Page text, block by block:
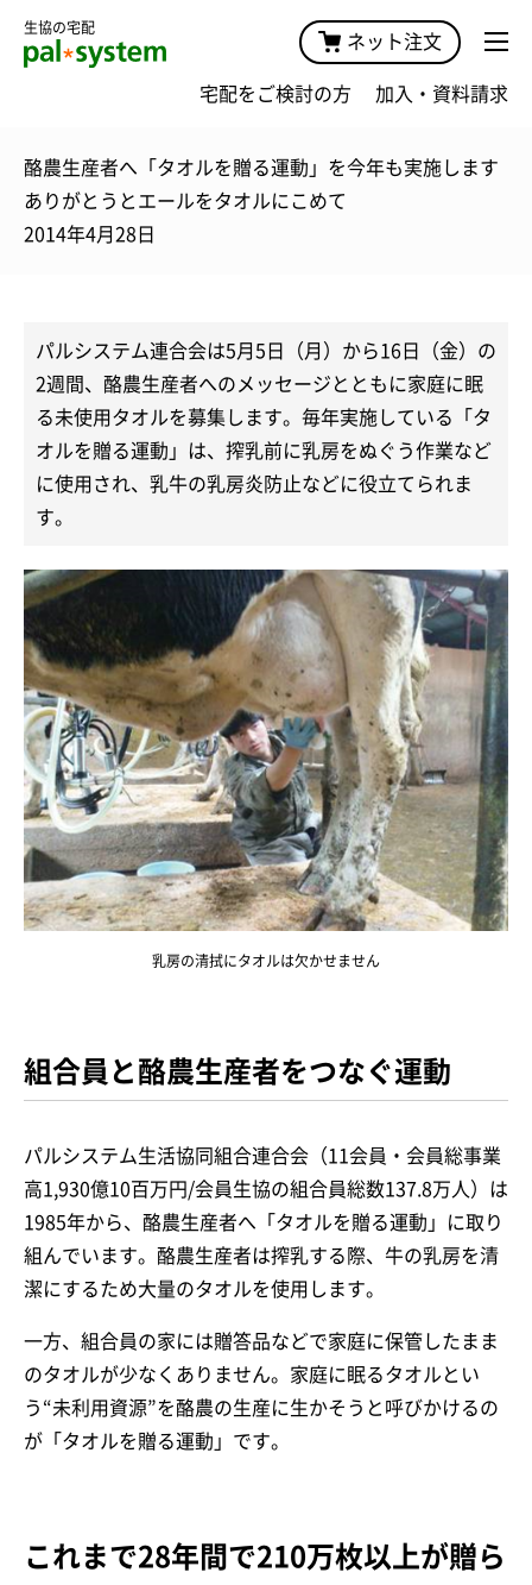
生協の宅配
ネット注文
宅配をご検討の方 加入・資料請求
酪農生産者へ「タオルを贈る運動」を今年も実施します
ありがとうとエールをタオルにこめて
2014年4月28日
パルシステム連合会は5月5日（月）から16日（金）の
2週間、酪農生産者へのメッセージとともに家庭に眠
る未使用タオルを募集します。毎年実施している「タ
オルを贈る運動」は、搾乳前に乳房をぬぐう作業など
に使用され、乳牛の乳房炎防止などに役立てられま
す。
乳房の清拭にタオルは欠かせません
組合員と酪農生産者をつなぐ運動
パルシステム生活協同組合連合会（11会員・会員総事業
高1,930億10百万円/会員生協の組合員総数137.8万人）は
1985年から、酪農生産者へ「タオルを贈る運動」に取り
組んでいます。酪農生産者は搾乳する際、牛の乳房を清
潔にするため大量のタオルを使用します。
一方、組合員の家には贈答品などで家庭に保管したまま
のタオルが少なくありません。家庭に眠るタオルとい
う“未利用資源”を酪農の生産に生かそうと呼びかけるの
が「タオルを贈る運動」です。
これまで28年間で210万枚以上が贈ら